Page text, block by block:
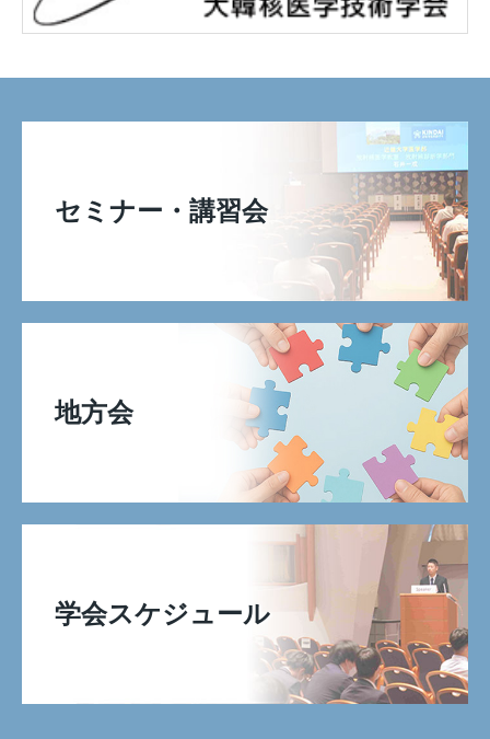
セミナー・講習会
地方会
学会スケジュール